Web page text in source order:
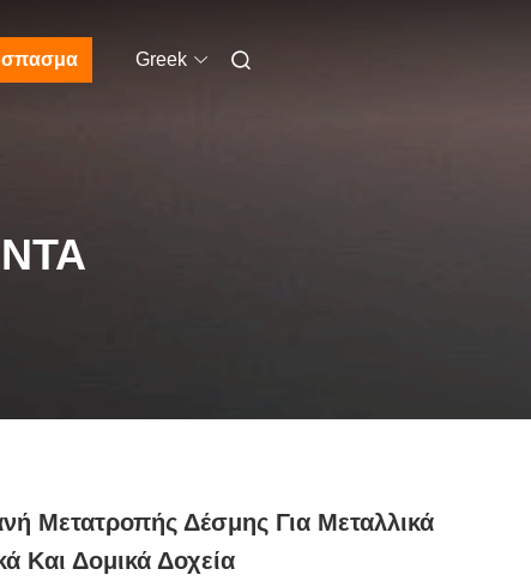
Greek
Μετατροπής Δέσμης Για Μεταλλικά
Και Δομικά Δοχεία